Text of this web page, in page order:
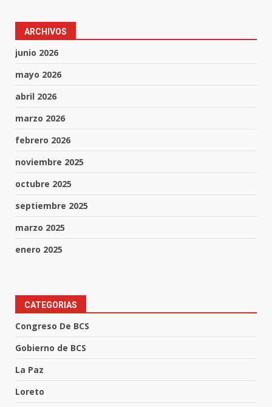
ARCHIVOS
junio 2026
mayo 2026
abril 2026
marzo 2026
febrero 2026
noviembre 2025
octubre 2025
septiembre 2025
marzo 2025
enero 2025
CATEGORIAS
Congreso De BCS
Gobierno de BCS
La Paz
Loreto